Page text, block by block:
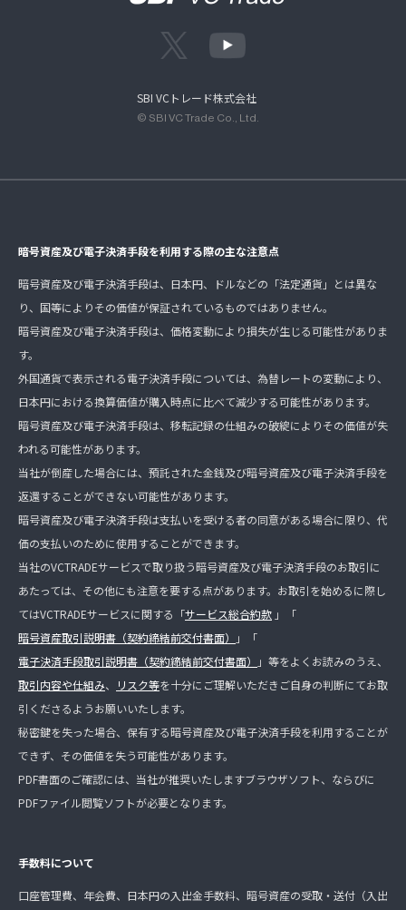
SBI VCトレード株式会社
© SBI VC Trade Co., Ltd.
暗号資産及び電子決済手段を利用する際の主な注意点
暗号資産及び電子決済手段は、日本円、ドルなどの「法定通貨」とは異な
り、国等によりその価値が保証されているものではありません。
暗号資産及び電子決済手段は、価格変動により損失が生じる可能性がありま
す。
外国通貨で表示される電子決済手段については、為替レートの変動により、
日本円における換算価値が購入時点に比べて減少する可能性があります。
暗号資産及び電子決済手段は、移転記録の仕組みの破綻によりその価値が失
われる可能性があります。
当社が倒産した場合には、預託された金銭及び暗号資産及び電子決済手段を
返還することができない可能性があります。
暗号資産及び電子決済手段は支払いを受ける者の同意がある場合に限り、代
価の支払いのために使用することができます。
当社のVCTRADEサービスで取り扱う暗号資産及び電子決済手段のお取引に
あたっては、その他にも注意を要する点があります。お取引を始めるに際し
てはVCTRADEサービスに関する「サービス総合約款 」「
暗号資産取引説明書（契約締結前交付書面）
」「
電子決済手段取引説明書（契約締結前交付書面）
」等をよくお読みのうえ、
取引内容や仕組み、 リスク等を十分にご理解いただきご自身の判断にてお取
引くださるようお願いいたします。
秘密鍵を失った場合、保有する暗号資産及び電子決済手段を利用することが
できず、その価値を失う可能性があります。
PDF書面のご確認には、当社が推奨いたしますブラウザソフト、ならびに
PDFファイル閲覧ソフトが必要となります。
手数料について
口座管理費、年会費、日本円の入出金手数料、暗号資産の受取・送付（入出